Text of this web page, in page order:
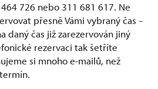
726 nebo 311 681 617. Ne
přesně Vámi vybraný čas –
daný čas již zarezervován jiný
rezervaci tak šetříte
si mnoho e-mailů, než